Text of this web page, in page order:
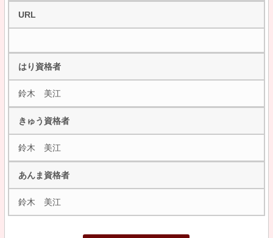
URL
はり資格者
鈴木 美江
きゅう資格者
鈴木 美江
あんま資格者
鈴木 美江